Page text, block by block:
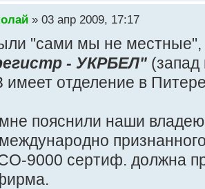
» 03 апр 2009, 17:17
"сами мы не местные",
- УКРБЕЛ"
имеет отделение в
пояснили наши
9000 сертиф. должна